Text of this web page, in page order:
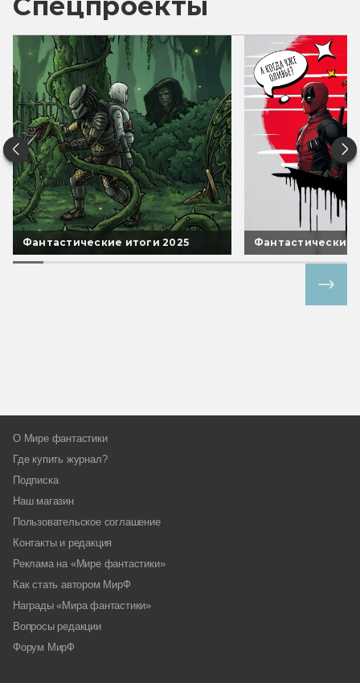
Фантастические итоги 2025 Фантастические
О Мире фантастики
Где купить журнал?
Подписка
Наш магазин
Пользовательское соглашение
Контакты и редакция
Реклама на «Мире фантастики»
Как стать автором МирФ
Награды «Мира фантастики»
Вопросы редакции
Форум МирФ